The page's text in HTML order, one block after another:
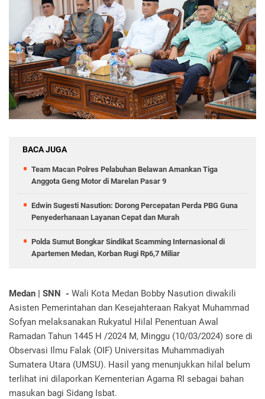
BACA JUGA
Team Macan Polres Pelabuhan Belawan Amankan Tiga
Anggota Geng Motor di Marelan Pasar 9
Edwin Sugesti Nasution: Dorong Percepatan Perda PBG Guna
Penyederhanaan Layanan Cepat dan Murah
Polda Sumut Bongkar Sindikat Scamming Internasional di
Apartemen Medan, Korban Rugi Rp6,7 Miliar
Medan | SNN - Wali Kota Medan Bobby Nasution diwakili
Asisten Pemerintahan dan Kesejahteraan Rakyat Muhammad
Sofyan melaksanakan Rukyatul Hilal Penentuan Awal
Ramadan Tahun 1445 H /2024 M, Minggu (10/03/2024) sore di
Observasi Ilmu Falak (OIF) Universitas Muhammadiyah
Sumatera Utara (UMSU). Hasil yang menunjukkan hilal belum
terlihat ini dilaporkan Kementerian Agama RI sebagai bahan
masukan bagi Sidang Isbat.